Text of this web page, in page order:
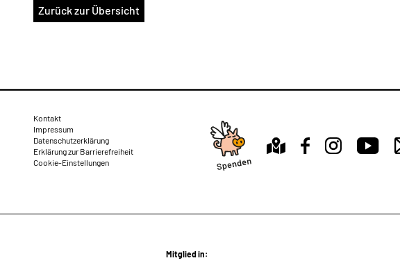
Zurück zur Übersicht
Rechtliches
Kontakt
Impressum
Datenschutzerklärung
Erklärung zur Barrierefreiheit
Cookie-Einstellungen
Mitglied in: